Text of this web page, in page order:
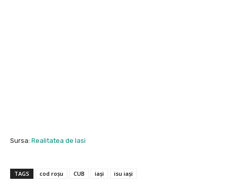
Sursa: Realitatea de Iasi
TAGS cod roșu CUB iași isu iași